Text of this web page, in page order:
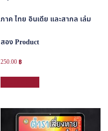
ภาค ไทย อินเดีย และสากล เล่ม
สอง Product
250.00 ฿